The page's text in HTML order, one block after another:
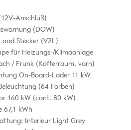
Anschluß)
(DOW)
Stecker (V2L)
für Heizungs-/Klimaanlage
/ Frunk (Kofferraum, vorn)
On-Board-Lader 11 kW
(64 Farben)
160 kW (cont. 80 kW)
67,1 kWh
Interieur Light Grey